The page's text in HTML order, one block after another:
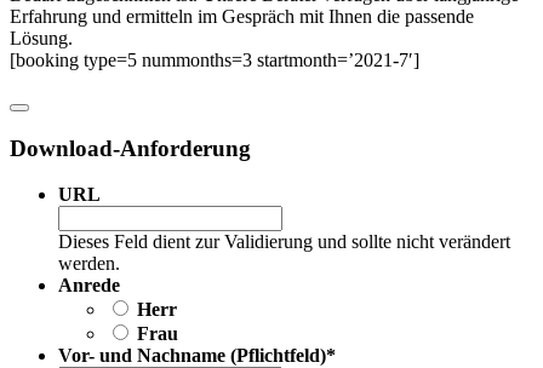
Erfahrung und ermitteln im Gespräch mit Ihnen die passende
Lösung.
[booking type=5 nummonths=3 startmonth=’2021-7′]
Download-Anforderung
URL
Dieses Feld dient zur Validierung und sollte nicht verändert
werden.
Anrede
Herr
Frau
Vor- und Nachname (Pflichtfeld)*